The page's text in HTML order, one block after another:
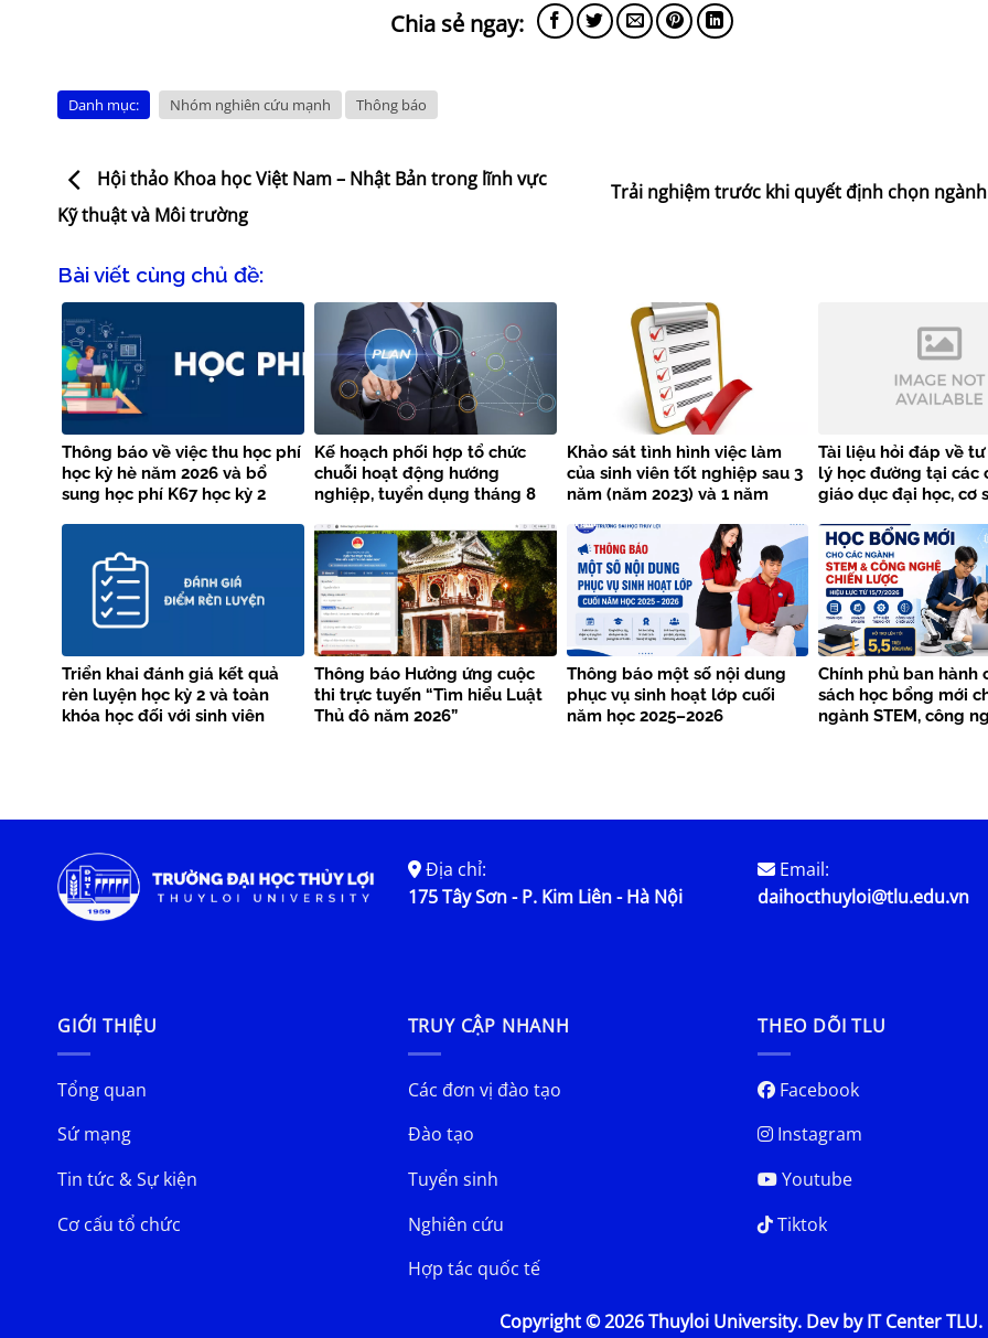
Danh mục: Nhóm nghiên cứu mạnh Thông báo
Hội thảo Khoa học Việt Nam – Nhật Bản trong lĩnh vực
Kỹ thuật và Môi trường
Trải nghiệm trước khi quyết định chọn
Bài viết cùng chủ đề:
Thông báo về việc thu học phí
học kỳ hè năm 2026 và bổ
sung học phí K67 học kỳ 2
Kế hoạch phối hợp tổ chức
chuỗi hoạt động hướng
nghiệp, tuyển dụng tháng 8
Thủy lợi và Vieclam24h
Khảo sát tình hình việc làm
của sinh viên tốt nghiệp sau 3
năm (năm 2023) và 1 năm
Tài liệu hỏi đáp về
lý học đường tại các
giáo dục đại học, cơ
Triển khai đánh giá kết quả
rèn luyện học kỳ 2 và toàn
khóa học đối với sinh viên
Thông báo Hưởng ứng cuộc
thi trực tuyến “Tìm hiểu Luật
Thủ đô năm 2026”
Thông báo một số nội dung
phục vụ sinh hoạt lớp cuối
năm học 2025–2026
Chính phủ ban hành
sách học bổng mới
ngành STEM, công
Địa chỉ:
175 Tây Sơn - P. Kim Liên - Hà Nội
Email:
daihocthuyloi@tlu.edu.vn
GIỚI THIỆU
Tổng quan
Sứ mạng
Tin tức & Sự kiện
Cơ cấu tổ chức
TRUY CẬP NHANH
Các đơn vị đào tạo
Đào tạo
Tuyển sinh
Nghiên cứu
Hợp tác quốc tế
THEO DÕI TLU
Facebook
Instagram
Youtube
Tiktok
Copyright © 2026 Thuyloi University. Dev by IT Center TLU.